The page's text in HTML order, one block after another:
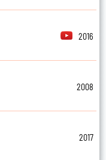
2016
2008
2017